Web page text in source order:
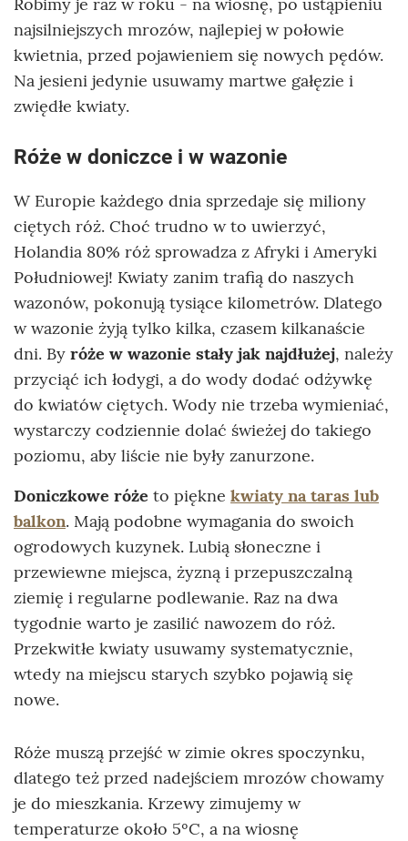
Robimy je raz w roku - na wiosnę, po ustąpieniu
najsilniejszych mrozów, najlepiej w połowie
kwietnia, przed pojawieniem się nowych pędów.
Na jesieni jedynie usuwamy martwe gałęzie i
zwiędłe kwiaty.
Róże w doniczce i w wazonie
W Europie każdego dnia sprzedaje się miliony
ciętych róż. Choć trudno w to uwierzyć,
Holandia 80% róż sprowadza z Afryki i Ameryki
Południowej! Kwiaty zanim trafią do naszych
wazonów, pokonują tysiące kilometrów. Dlatego
w wazonie żyją tylko kilka, czasem kilkanaście
dni. By róże w wazonie stały jak najdłużej, należy
przyciąć ich łodygi, a do wody dodać odżywkę
do kwiatów ciętych. Wody nie trzeba wymieniać,
wystarczy codziennie dolać świeżej do takiego
poziomu, aby liście nie były zanurzone.
Doniczkowe róże to piękne kwiaty na taras lub
balkon. Mają podobne wymagania do swoich
ogrodowych kuzynek. Lubią słoneczne i
przewiewne miejsca, żyzną i przepuszczalną
ziemię i regularne podlewanie. Raz na dwa
tygodnie warto je zasilić nawozem do róż.
Przekwitłe kwiaty usuwamy systematycznie,
wtedy na miejscu starych szybko pojawią się
nowe.
Róże muszą przejść w zimie okres spoczynku,
dlatego też przed nadejściem mrozów chowamy
je do mieszkania. Krzewy zimujemy w
temperaturze około 5ºC, a na wiosnę